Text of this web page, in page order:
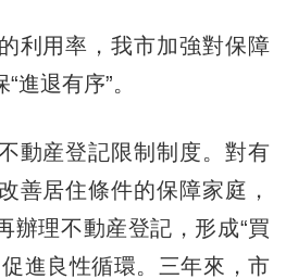
用率，我市加強對保障
進退有序”。
産登記限制制度。對有
善居住條件的保障家庭，
辦理不動産登記，形成“買
進良性循環。三年來，市